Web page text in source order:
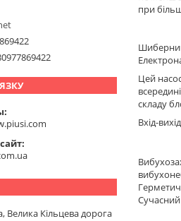
при
Цей
складу
Вхід-
Сучасний
Велика Кільцева дорога